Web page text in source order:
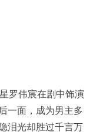
罗伟宸在剧中饰演
一面，成为男主多
泪光却胜过千言万